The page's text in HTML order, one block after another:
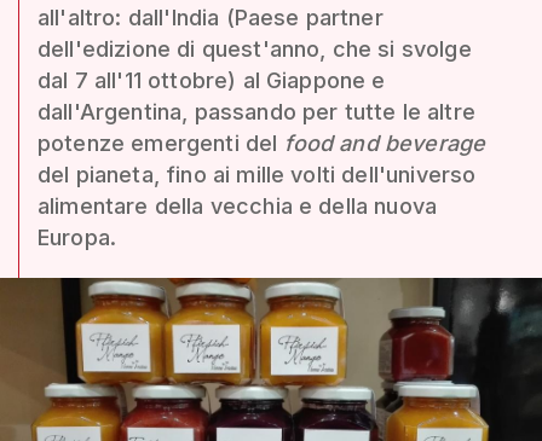
all'altro: dall'India (Paese partner
dell'edizione di quest'anno, che si svolge
dal 7 all'11 ottobre) al Giappone e
dall'Argentina, passando per tutte le altre
potenze emergenti del food and beverage
del pianeta, fino ai mille volti dell'universo
alimentare della vecchia e della nuova
Europa.